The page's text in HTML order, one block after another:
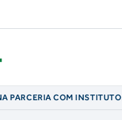
PARCERIA COM INSTITUTO